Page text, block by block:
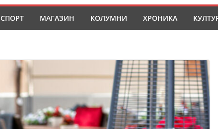
СПОРТ МАГАЗИН КОЛУМНИ ХРОНИКА